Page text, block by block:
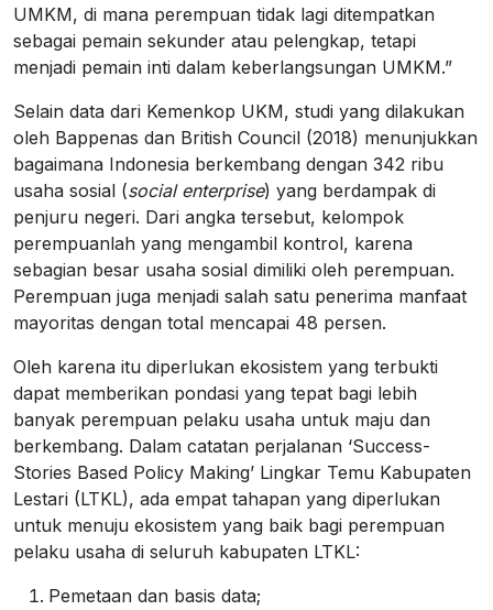
UMKM, di mana perempuan tidak lagi ditempatkan
sebagai pemain sekunder atau pelengkap, tetapi
menjadi pemain inti dalam keberlangsungan UMKM.”
Selain data dari Kemenkop UKM, studi yang dilakukan
oleh Bappenas dan British Council (2018) menunjukkan
bagaimana Indonesia berkembang dengan 342 ribu
usaha sosial (social enterprise) yang berdampak di
penjuru negeri. Dari angka tersebut, kelompok
perempuanlah yang mengambil kontrol, karena
sebagian besar usaha sosial dimiliki oleh perempuan.
Perempuan juga menjadi salah satu penerima manfaat
mayoritas dengan total mencapai 48 persen.
Oleh karena itu diperlukan ekosistem yang terbukti
dapat memberikan pondasi yang tepat bagi lebih
banyak perempuan pelaku usaha untuk maju dan
berkembang. Dalam catatan perjalanan ‘Success-
Stories Based Policy Making’ Lingkar Temu Kabupaten
Lestari (LTKL), ada empat tahapan yang diperlukan
untuk menuju ekosistem yang baik bagi perempuan
pelaku usaha di seluruh kabupaten LTKL:
Pemetaan dan basis data;